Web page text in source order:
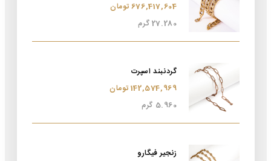
676,417,604 تومان
27.280 گرم
گردنبند اسپرت
142,574,969 تومان
5.960 گرم
زنجیر فیگارو